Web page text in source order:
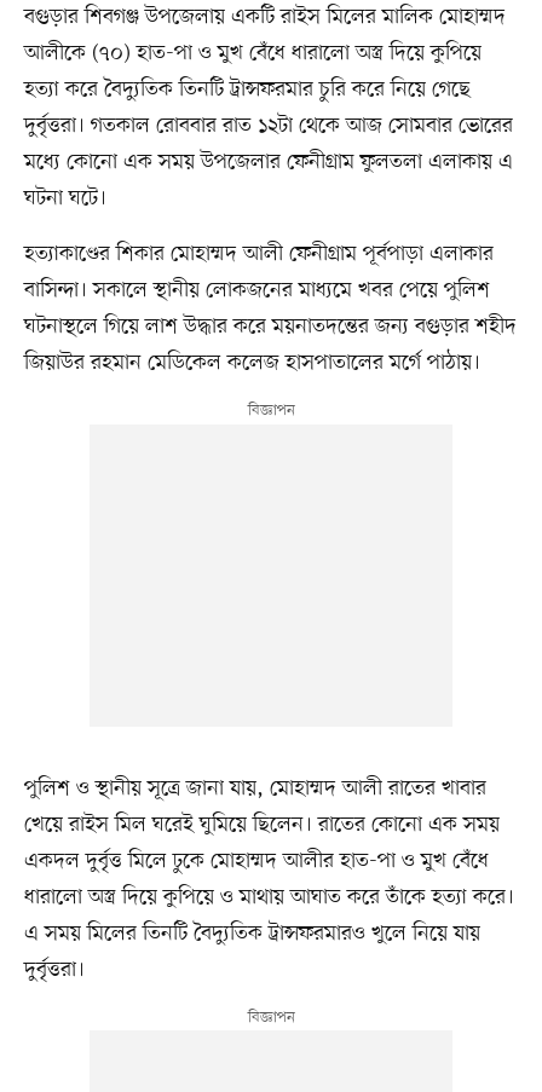
বগুড়ার শিবগঞ্জ উপজেলায় একটি রাইস মিলের মালিক মোহাম্মদ
আলীকে (৭০) হাত-পা ও মুখ বেঁধে ধারালো অস্ত্র দিয়ে কুপিয়ে
হত্যা করে বৈদ্যুতিক তিনটি ট্রান্সফরমার চুরি করে নিয়ে গেছে
দুর্বৃত্তরা। গতকাল রোববার রাত ১২টা থেকে আজ সোমবার ভোরের
মধ্যে কোনো এক সময় উপজেলার ফেনীগ্রাম ফুলতলা এলাকায় এ
ঘটনা ঘটে।
হত্যাকাণ্ডের শিকার মোহাম্মদ আলী ফেনীগ্রাম পূর্বপাড়া এলাকার
বাসিন্দা। সকালে স্থানীয় লোকজনের মাধ্যমে খবর পেয়ে পুলিশ
ঘটনাস্থলে গিয়ে লাশ উদ্ধার করে ময়নাতদন্তের জন্য বগুড়ার শহীদ
জিয়াউর রহমান মেডিকেল কলেজ হাসপাতালের মর্গে পাঠায়।
পুলিশ ও স্থানীয় সূত্রে জানা যায়, মোহাম্মদ আলী রাতের খাবার
খেয়ে রাইস মিল ঘরেই ঘুমিয়ে ছিলেন। রাতের কোনো এক সময়
একদল দুর্বৃত্ত মিলে ঢুকে মোহাম্মদ আলীর হাত-পা ও মুখ বেঁধে
ধারালো অস্ত্র দিয়ে কুপিয়ে ও মাথায় আঘাত করে তাঁকে হত্যা করে।
এ সময় মিলের তিনটি বৈদ্যুতিক ট্রান্সফরমারও খুলে নিয়ে যায়
দুর্বৃত্তরা।